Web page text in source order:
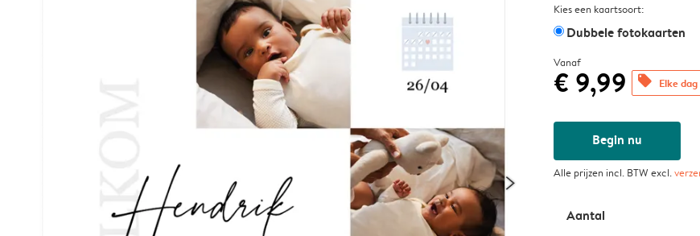
Kies een kaartsoort:
Dubbele fotokaarten
Vanaf
€ 9,99 offers Elke
Begin nu
Alle prijzen incl. BTW excl.
Aantal